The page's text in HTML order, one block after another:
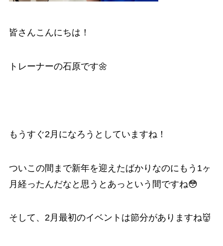
皆さんこんにちは！
トレーナーの石原です🌼
もうすぐ2月になろうとしていますね！
ついこの間まで新年を迎えたばかりなのにもう1ヶ
月経ったんだなと思うとあっという間ですね😳
そして、2月最初のイベントは節分がありますね👹